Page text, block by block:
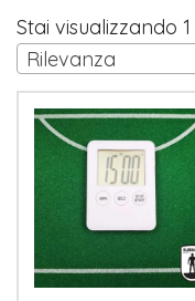
Stai visualizzando
Rilevanza